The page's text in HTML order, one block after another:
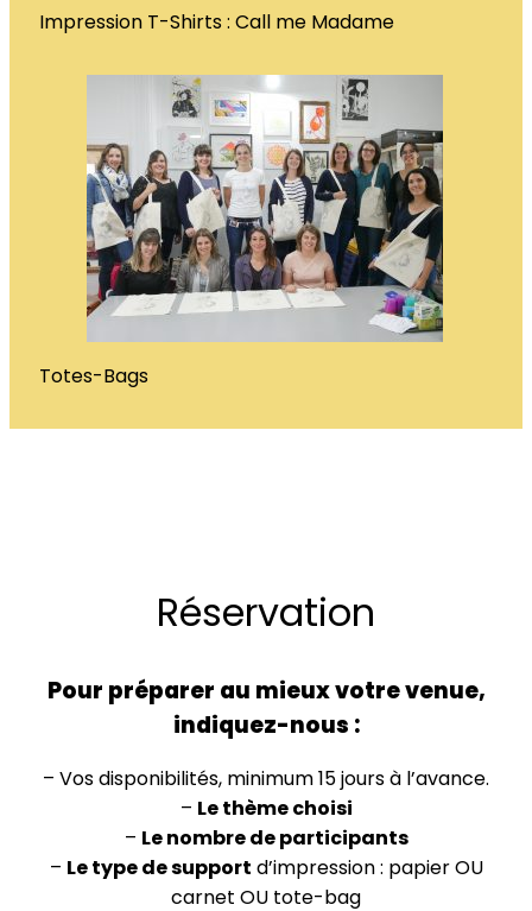
Impression T-Shirts : Call me Madame
Totes-Bags
Réservation
Pour préparer au mieux votre venue,
indiquez-nous :
– Vos disponibilités, minimum 15 jours à l’avance.
– Le thème choisi
– Le nombre de participants
– Le type de support d’impression : papier OU
carnet OU tote-bag